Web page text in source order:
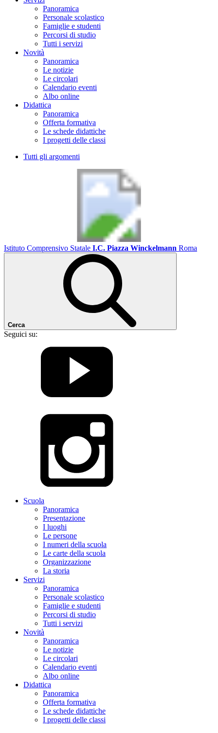
Panoramica
Personale scolastico
Famiglie e studenti
Percorsi di studio
Tutti i servizi
Novità
Panoramica
Le notizie
Le circolari
Calendario eventi
Albo online
Didattica
Panoramica
Offerta formativa
Le schede didattiche
I progetti delle classi
Tutti gli argomenti
Istituto Comprensivo Statale I.C. Piazza Winckelmann Roma
Cerca
Seguici su:
Scuola
Panoramica
Presentazione
I luoghi
Le persone
I numeri della scuola
Le carte della scuola
Organizzazione
La storia
Servizi
Panoramica
Personale scolastico
Famiglie e studenti
Percorsi di studio
Tutti i servizi
Novità
Panoramica
Le notizie
Le circolari
Calendario eventi
Albo online
Didattica
Panoramica
Offerta formativa
Le schede didattiche
I progetti delle classi